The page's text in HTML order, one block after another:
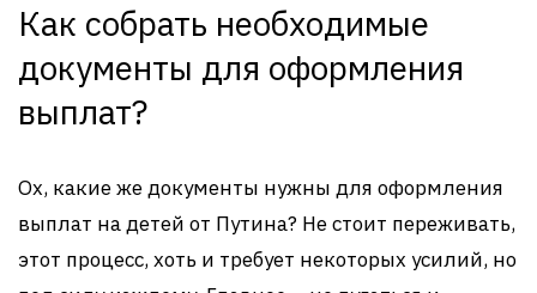
Как собрать необходимые
документы для оформления
выплат?
Ох, какие же документы нужны для оформления
выплат на детей от Путина? Не стоит переживать,
этот процесс, хоть и требует некоторых усилий, но